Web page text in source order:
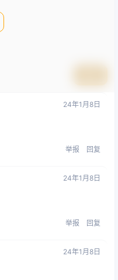
24年1月8日
举报 回复
24年1月8日
举报 回复
24年1月8日